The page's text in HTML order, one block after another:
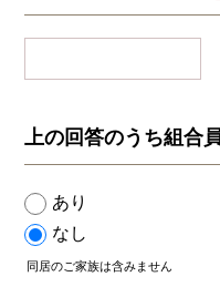
上の回答のうち組合
あり
なし
同居のご家族は含みません